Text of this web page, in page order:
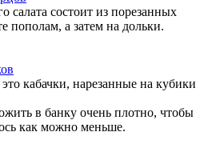
состоит из порезанных
пополам, а затем на дольки.
кабачки, нарезанные на кубики
в банку очень плотно, чтобы
как можно меньше.